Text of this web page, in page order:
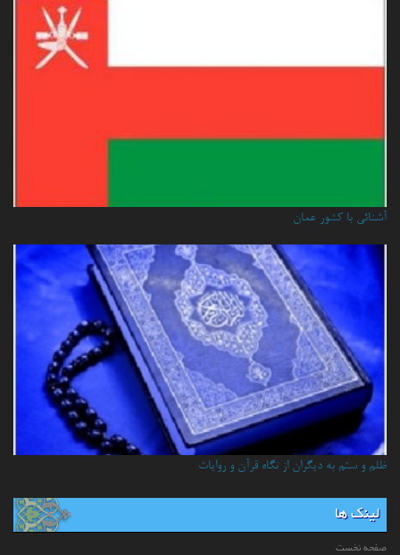
آشنائي با كشور عمان
ظلم و ستم به دیگران از نگاه قرآن و روایات
لینک ها
صفحه نخست